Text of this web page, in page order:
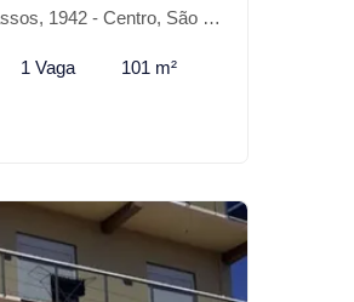
Centro, São Lourenço do Sul-RS
1 Vaga 101 m²